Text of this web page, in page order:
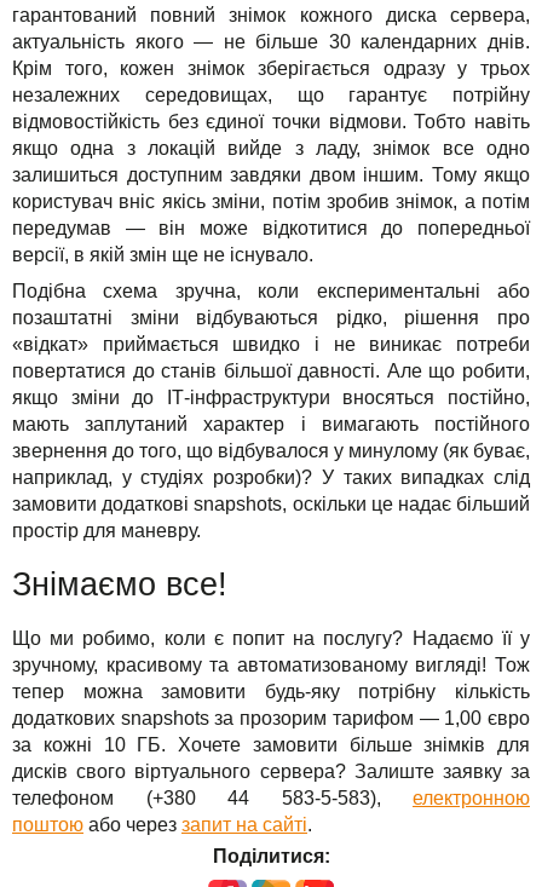
гарантований повний знімок кожного диска сервера,
актуальність якого — не більше 30 календарних днів.
Крім того, кожен знімок зберігається одразу у трьох
незалежних середовищах, що гарантує потрійну
відмовостійкість без єдиної точки відмови. Тобто навіть
якщо одна з локацій вийде з ладу, знімок все одно
залишиться доступним завдяки двом іншим. Тому якщо
користувач вніс якісь зміни, потім зробив знімок, а потім
передумав — він може відкотитися до попередньої
версії, в якій змін ще не існувало.
Подібна схема зручна, коли експериментальні або
позаштатні зміни відбуваються рідко, рішення про
«відкат» приймається швидко і не виникає потреби
повертатися до станів більшої давності. Але що робити,
якщо зміни до ІТ-інфраструктури вносяться постійно,
мають заплутаний характер і вимагають постійного
звернення до того, що відбувалося у минулому (як буває,
наприклад, у студіях розробки)? У таких випадках слід
замовити додаткові snapshots, оскільки це надає більший
простір для маневру.
Знімаємо все!
Що ми робимо, коли є попит на послугу? Надаємо її у
зручному, красивому та автоматизованому вигляді! Тож
тепер можна замовити будь-яку потрібну кількість
додаткових snapshots за прозорим тарифом — 1,00 євро
за кожні 10 ГБ. Хочете замовити більше знімків для
дисків свого віртуального сервера? Залиште заявку за
телефоном (+380 44 583-5-583), електронною
поштою або через запит на сайті.
Поділитися: